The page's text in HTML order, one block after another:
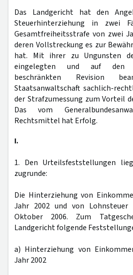
Das Landgericht hat den
Steuerhinterziehung in zwei
Gesamtfreiheitsstrafe von zwei
deren Vollstreckung es zur
hat. Mit ihrer zu Ungunsten
eingelegten und auf den
beschränkten Revision
Staatsanwaltschaft sachlich-
der Strafzumessung zum Vorteil
Das vom
Rechtsmittel hat Erfolg.
I.
1. Den Urteilsfeststellungen
zugrunde:
Die Hinterziehung von
Jahr 2002 und von
Oktober 2006. Zum
Landgericht folgende
a) Hinterziehung von
Jahr 2002